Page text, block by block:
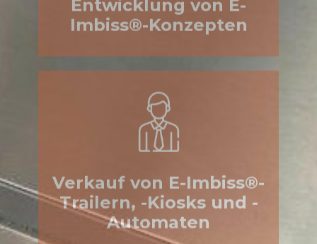
Verkauf von E-Imbiss®-
Trailern, -Kiosks und -
Automaten